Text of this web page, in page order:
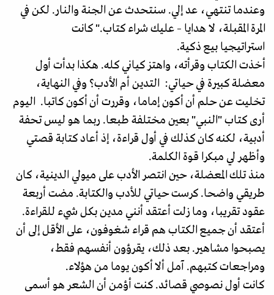
وعندما تنتهي، عد إلي. سنتحدث عن الجنة والنار. لكن في
المرة المقبلة، لا هدايا – عليك شراء كتاب." كانت
استراتيجيا بيع ذكية.
أخذت الكتاب وقرأته، واهتز كياني كله. هكذا بدأت أول
معضلة كبيرة في حياتي: التدين أم الأدب؟ وفي النهاية،
تخليت عن حلم أن أكون إماما، وقررت أن أكون كاتبا. اليوم
أرى كتاب "النبي" بعين مختلفة طبعا. ربما هو ليس تحفة
أدبية، لكنه كان كذلك في أول قراءة، إذ أعاد كتابة قصتي
وأظهر لي مبكرا قوة الكلمة.
منذ تلك المعضلة، حين انتصر الأدب على ميولي الدينية، كان
طريقي واضحا. كرست حياتي للأدب والكتابة. مضت أربعة
عقود تقريبا، وما زلت أعتقد أنني مدين بكل شيء للقراءة.
أعتقد أن جميع الكتاب هم قراء شغوفون، على الأقل إلى أن
يصبحوا مشاهير. بعد ذلك، يقرؤون أنفسهم فقط،
ومراجعات كتبهم. آمل ألا أكون يوما من هؤلاء.
كانت أول نصوصي قصائد. كنت أؤمن أن الشعر هو أسمى